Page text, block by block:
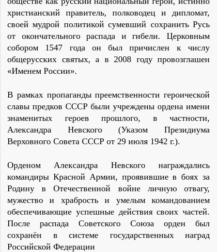
христианский правитель, полководец и дипломат,
своей мудрой политикой сумевший сохранить Русь
от окончательного распада и гибели. Церковным
собором 1547 года он был причислен к числу
общерусских святых, а в 2008 году провозглашен
«Именем России».
В рамках пропаганды преемственности героической
славы предков СССР были учреждены ордена имени
знаменитых героев прошлого, в частности,
Александра Невского (Указом Президиума
Верховного Совета СССР от 29 июля 1942 г.).
Орденом Александра Невского награждались
командиры Красной Армии, проявившие в боях за
Родину в Отечественной войне личную отвагу,
мужество и храбрость и умелым командованием
обеспечивающие успешные действия своих частей.
После распада Советского Союза орден был
сохранён в системе государственных наград
Российской Федерации